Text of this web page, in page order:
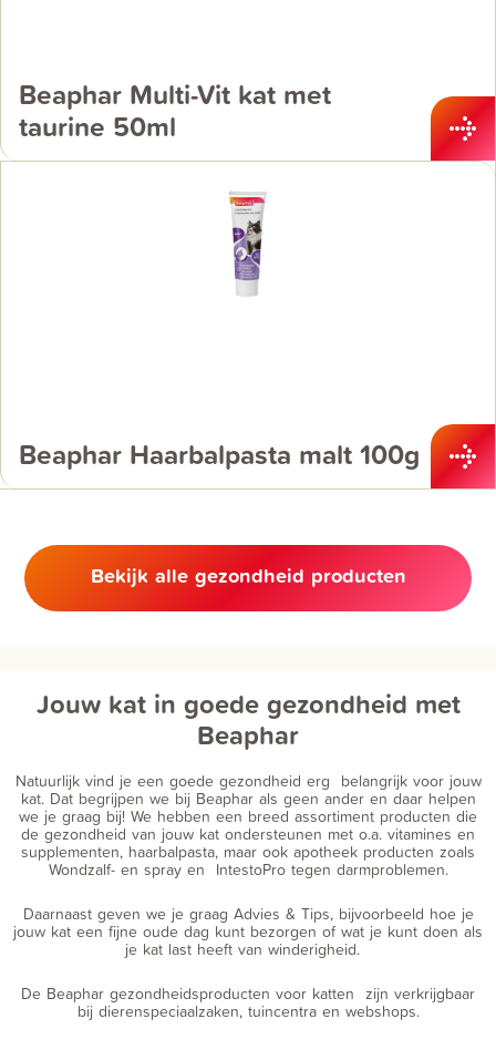
Beaphar Multi-Vit kat met
taurine 50ml
Beaphar Haarbalpasta malt 100g
Bekijk alle gezondheid producten
Jouw kat in goede gezondheid met
Beaphar
Natuurlijk vind je een goede gezondheid erg belangrijk voor jouw
kat. Dat begrijpen we bij Beaphar als geen ander en daar helpen
we je graag bij! We hebben een breed assortiment producten die
de gezondheid van jouw kat ondersteunen met o.a. vitamines en
supplementen, haarbalpasta, maar ook apotheek producten zoals
Wondzalf- en spray en IntestoPro tegen darmproblemen.
Daarnaast geven we je graag Advies & Tips, bijvoorbeeld hoe je
jouw kat een fijne oude dag kunt bezorgen of wat je kunt doen als
je kat last heeft van winderigheid.
De Beaphar gezondheidsproducten voor katten zijn verkrijgbaar
bij dierenspeciaalzaken, tuincentra en webshops.